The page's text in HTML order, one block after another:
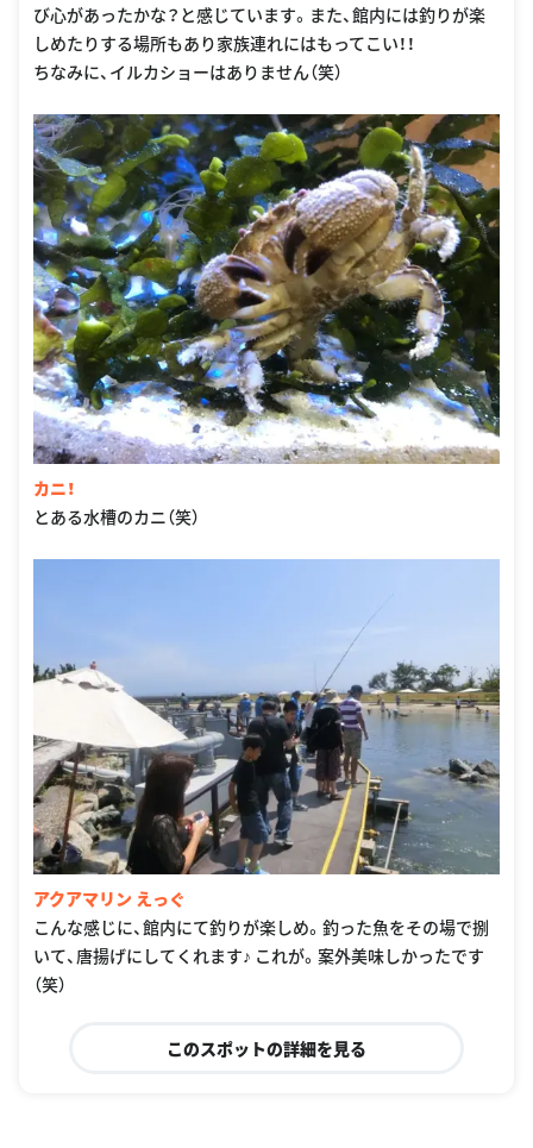
び心があったかな？と感じています。また、館内には釣りが楽
しめたりする場所もあり家族連れにはもってこい！！
ちなみに、イルカショーはありません（笑）
カニ！
とある水槽のカニ（笑）
アクアマリン えっぐ
こんな感じに、館内にて釣りが楽しめ。釣った魚をその場で捌
いて、唐揚げにしてくれます♪ これが。案外美味しかったです
（笑）
このスポットの詳細を見る